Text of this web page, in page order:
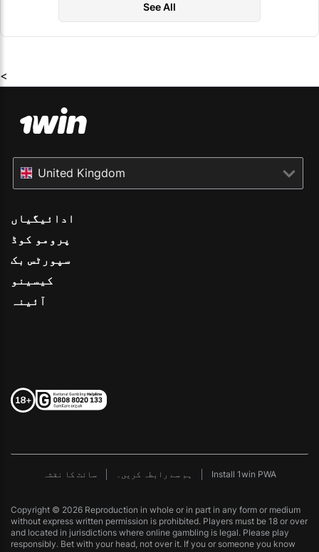
See All
<
ادائیگیاں
پرومو کوڈ
سپورٹس بک
کیسینو
آئینہ
سائٹ کا نقشہ ہم سے رابطہ کریں۔ Install 1win PWA
United Kingdom
Copyright © 2026 Reproduction in whole or in part in any form or medium
without express written permission is prohibited. Players must be 18 or over
and located in jurisdictions where online gambling is legal. Please play
responsibly. Bet with your head, not over it. If you or someone you know